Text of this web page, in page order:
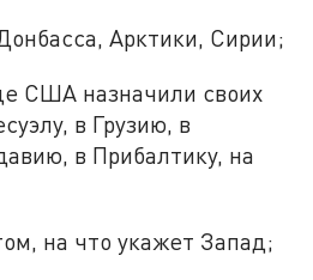
Арктики, Сирии;
США назначили своих
в Грузию, в
в Прибалтику, на
на что укажет Запад;